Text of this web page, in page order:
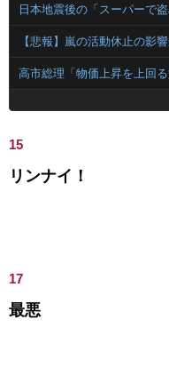
15
リンナイ！
17
最悪